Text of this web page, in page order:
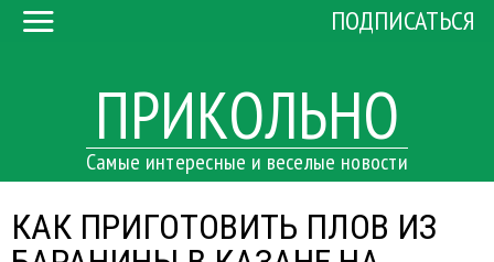
ПРИКОЛЬНО
Самые интересные и веселые новости
ПОДПИСАТЬСЯ
КАК ПРИГОТОВИТЬ ПЛОВ ИЗ